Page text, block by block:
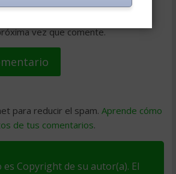
electrónico y web en este
vez que comente.
para reducir el spam. Aprende cómo
de tus comentarios.
es Copyright de su autor(a). El